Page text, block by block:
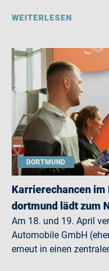
WEITERLESEN
DORTMUND
Karrierechancen im
dortmund lädt zum
Am 18. und 19. April
Automobile GmbH
erneut in einen